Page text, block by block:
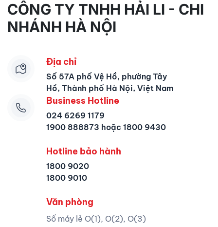
CÔNG TY TNHH HẢI LI - CHI
NHÁNH HÀ NỘI
Địa chỉ
Số 57A phố Vệ Hồ, phường Tây
Hồ, Thành phố Hà Nội, Việt Nam
Business Hotline
024 6269 1179
1900 888873 hoặc 1800 9430
Hotline bảo hành
1800 9020
1800 9010
Văn phòng
Số máy lẻ O(1), O(2), O(3)